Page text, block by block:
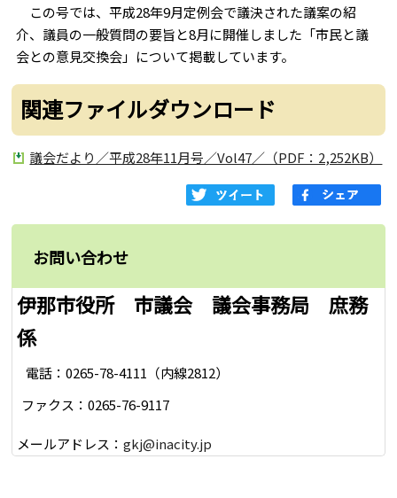
この号では、平成28年9月定例会で議決された議案の紹
介、議員の一般質問の要旨と8月に開催しました「市民と議
会との意見交換会」について掲載しています。
関連ファイルダウンロード
議会だより／平成28年11月号／Vol47／（PDF：2,252KB）
お問い合わせ
伊那市役所 市議会 議会事務局 庶務
係
電話：0265-78-4111（内線2812）
ファクス：0265-76-9117
メールアドレス：gkj@inacity.jp